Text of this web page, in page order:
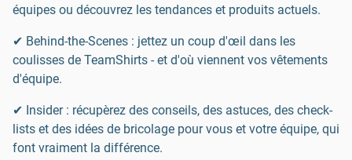
équipes ou découvrez les tendances et produits actuels.
✔ Behind-the-Scenes : jettez un coup d'œil dans les
coulisses de TeamShirts - et d'où viennent vos vêtements
d'équipe.
✔ Insider : récupèrez des conseils, des astuces, des check-
lists et des idées de bricolage pour vous et votre équipe, qui
font vraiment la différence.